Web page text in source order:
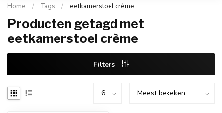
Home / Tags / eetkamerstoel crème
Producten getagd met
eetkamerstoel crème
Filters